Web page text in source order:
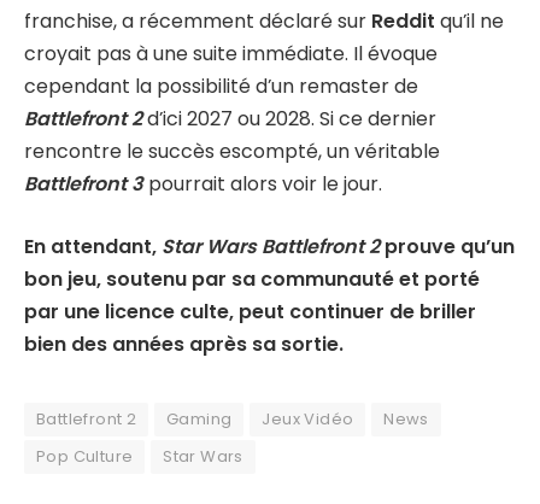
franchise, a récemment déclaré sur Reddit qu’il ne
croyait pas à une suite immédiate. Il évoque
cependant la possibilité d’un remaster de
Battlefront 2d’ici 2027 ou 2028. Si ce dernier
rencontre le succès escompté, un véritable
Battlefront 3pourrait alors voir le jour.
En attendant, Star Wars Battlefront 2prouve qu’un
bon jeu, soutenu par sa communauté et porté
par une licence culte, peut continuer de briller
bien des années après sa sortie.
Battlefront 2 Gaming Jeux Vidéo
News
Pop Culture
Star Wars